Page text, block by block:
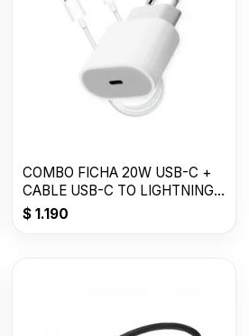
COMBO FICHA 20W USB-C +
CABLE USB-C TO LIGHTNING -
TOMATE
$ 1.190